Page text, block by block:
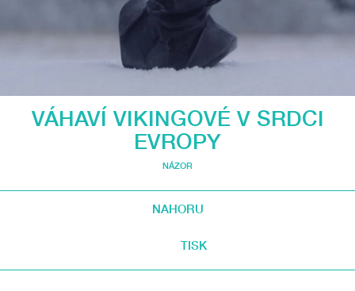
VÁHAVÍ VIKINGOVÉ V SRDCI
EVROPY
NÁZOR
NAHORU
TISK